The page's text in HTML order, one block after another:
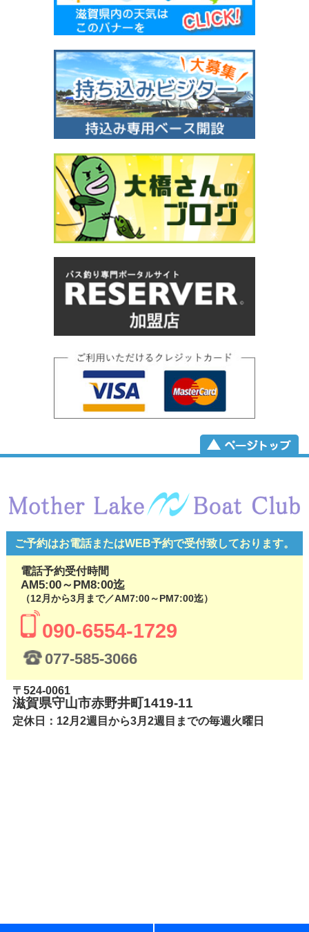
ご予約はお電話またはWEB予約で受付致しております。
電話予約受付時間
AM5:00～PM8:00迄
（12月から3月まで／AM7:00～PM7:00迄）
090-6554-1729
077-585-3066
〒524-0061
滋賀県守山市赤野井町1419-11
定休日：12月2週目から3月2週目までの毎週火曜日